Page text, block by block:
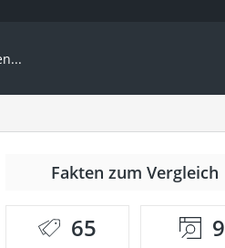
Fakten zum Vergleich
65 9